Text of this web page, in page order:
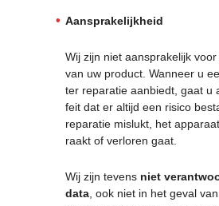
Aansprakelijkheid
Wij zijn niet aansprakelijk
van uw product. Wanneer u
ter reparatie aanbiedt, gaat u
feit dat er altijd een risico
reparatie mislukt, het
raakt of verloren gaat.
Wij zijn tevens niet
data, ook niet in het geval